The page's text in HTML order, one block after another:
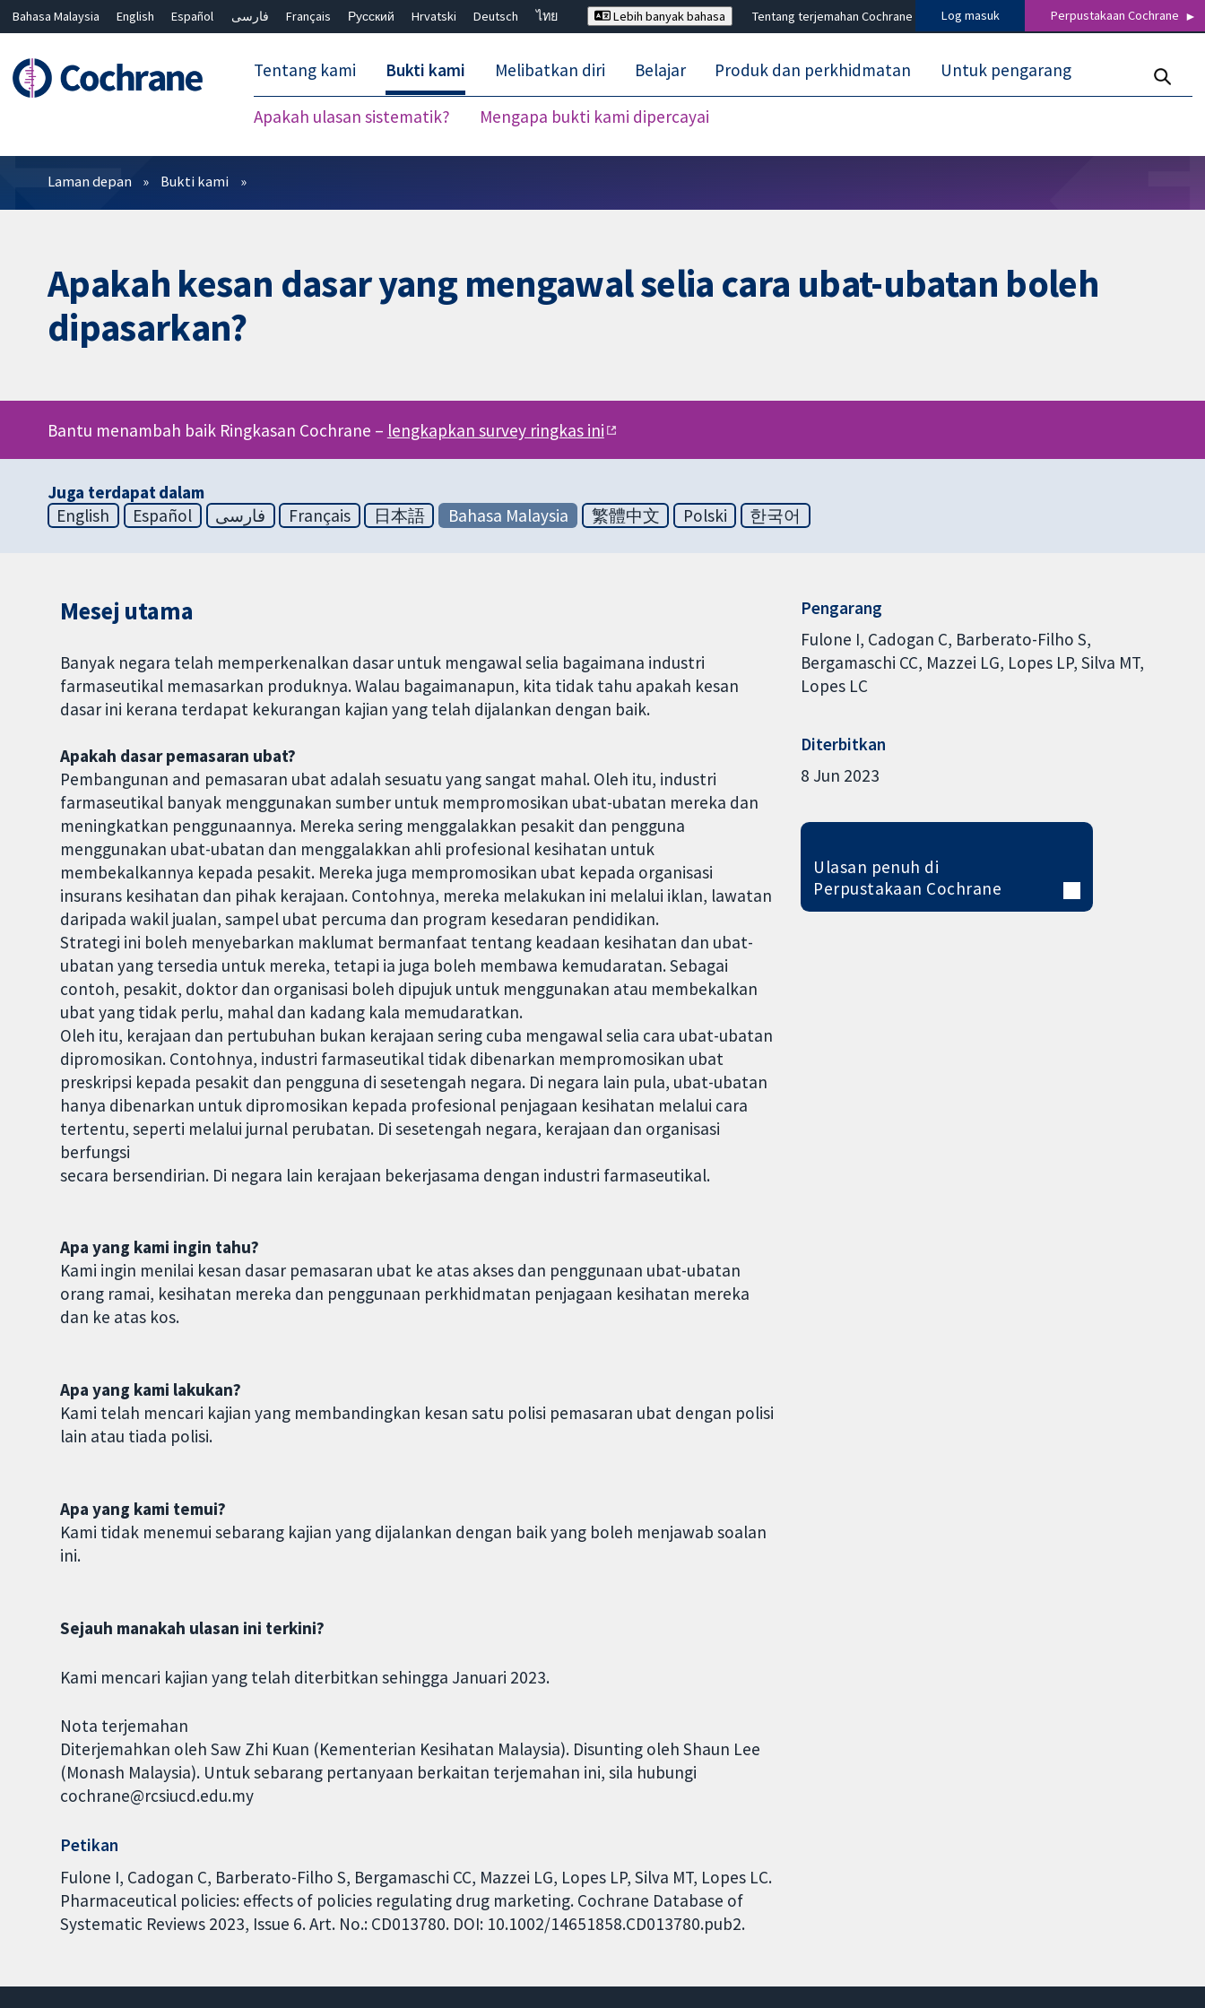
Bahasa Malaysia English Español فارسی Français Русский Hrvatski Deutsch
ไทย
Lebih banyak bahasa Tentang terjemahan Cochrane Log masuk Perpustakaan Cochrane
Tentang kami Bukti kami
Apakah ulasan sistematik? Mengapa bukti kami dipercayai
Melibatkan diri Belajar Produk dan perkhidmatan Untuk pengarang
Penapis
Laman depan Bukti kami
Apakah kesan dasar yang mengawal selia cara ubat-ubatan boleh
dipasarkan?
Bantu menambah baik Ringkasan Cochrane – lengkapkan survey ringkas ini
Juga terdapat dalam
English
Español فارسی Français 日本語 Bahasa Malaysia 繁體中文 Polski 한국어
Mesej utama
Banyak negara telah memperkenalkan dasar untuk mengawal selia bagaimana industri
farmaseutikal memasarkan produknya. Walau bagaimanapun, kita tidak tahu apakah kesan
dasar ini kerana terdapat kekurangan kajian yang telah dijalankan dengan baik.
Apakah dasar pemasaran ubat?
Pembangunan and pemasaran ubat adalah sesuatu yang sangat mahal. Oleh itu, industri
farmaseutikal banyak menggunakan sumber untuk mempromosikan ubat-ubatan mereka dan
meningkatkan penggunaannya. Mereka sering menggalakkan pesakit dan pengguna
menggunakan ubat-ubatan dan menggalakkan ahli profesional kesihatan untuk
membekalkannya kepada pesakit. Mereka juga mempromosikan ubat kepada organisasi
insurans kesihatan dan pihak kerajaan. Contohnya, mereka melakukan ini melalui iklan, lawatan
daripada wakil jualan, sampel ubat percuma dan program kesedaran pendidikan.
Strategi ini boleh menyebarkan maklumat bermanfaat tentang keadaan kesihatan dan ubat-
ubatan yang tersedia untuk mereka, tetapi ia juga boleh membawa kemudaratan. Sebagai
contoh, pesakit, doktor dan organisasi boleh dipujuk untuk menggunakan atau membekalkan
ubat yang tidak perlu, mahal dan kadang kala memudaratkan.
Oleh itu, kerajaan dan pertubuhan bukan kerajaan sering cuba mengawal selia cara ubat-ubatan
dipromosikan. Contohnya, industri farmaseutikal tidak dibenarkan mempromosikan ubat
preskripsi kepada pesakit dan pengguna di sesetengah negara. Di negara lain pula, ubat-ubatan
hanya dibenarkan untuk dipromosikan kepada profesional penjagaan kesihatan melalui cara
tertentu, seperti melalui jurnal perubatan. Di sesetengah negara, kerajaan dan organisasi
berfungsi
secara bersendirian. Di negara lain kerajaan bekerjasama dengan industri farmaseutikal.
Apa yang kami ingin tahu?
Kami ingin menilai kesan dasar pemasaran ubat ke atas akses dan penggunaan ubat-ubatan
orang ramai, kesihatan mereka dan penggunaan perkhidmatan penjagaan kesihatan mereka
dan ke atas kos.
Apa yang kami lakukan?
Kami telah mencari kajian yang membandingkan kesan satu polisi pemasaran ubat dengan polisi
lain atau tiada polisi.
Apa yang kami temui?
Kami tidak menemui sebarang kajian yang dijalankan dengan baik yang boleh menjawab soalan
ini.
Sejauh manakah ulasan ini terkini?
Kami mencari kajian yang telah diterbitkan sehingga Januari 2023.
Nota terjemahan
Diterjemahkan oleh Saw Zhi Kuan (Kementerian Kesihatan Malaysia). Disunting oleh Shaun Lee
(Monash Malaysia). Untuk sebarang pertanyaan berkaitan terjemahan ini, sila hubungi
cochrane@rcsiucd.edu.my
Petikan
Fulone I, Cadogan C, Barberato-Filho S, Bergamaschi CC, Mazzei LG, Lopes LP, Silva MT, Lopes LC.
Pharmaceutical policies: effects of policies regulating drug marketing. Cochrane Database of
Systematic Reviews 2023, Issue 6. Art. No.: CD013780. DOI: 10.1002/14651858.CD013780.pub2.
Pengarang
Fulone I Cadogan C Barberato-Filho S
Bergamaschi CC Mazzei LG Lopes LP Silva MT
Lopes LC
Diterbitkan
8 Jun 2023
Ulasan penuh di
Perpustakaan Cochrane